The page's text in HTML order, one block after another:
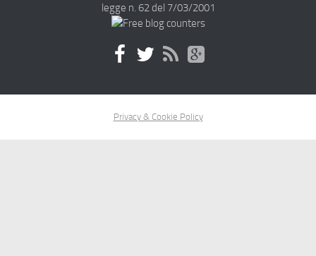
legge n. 62 del 7/03/2001
Privacy & Cookie Policy